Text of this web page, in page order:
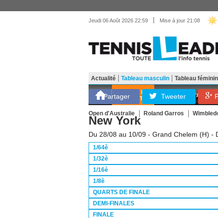
Jeudi 06 Août 2026 22:59 | Mise à jour 21:08
Matériel Entraînement
SCORES EN
DIRECT
ATP WTA
Open d'Australie Roland Garros
Actualité Tableau masculin Tableau féminin
Partager Tweeter
New York
Du 28/08 au 10/09 - Grand Chelem (H) -
1/64è
1/32è
1/16è
1/8è
QUARTS DE FINALE
DEMI-FINALES
FINALE